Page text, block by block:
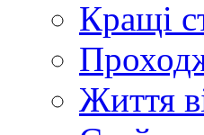
Кращі
Життя